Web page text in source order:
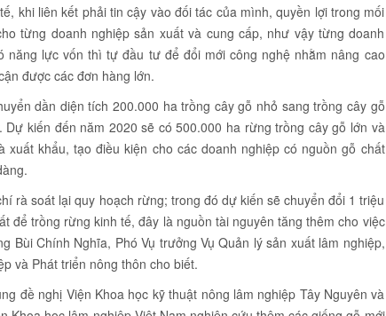
khi liên kết phải tin cậy vào đối tác của mình, quyền lợi trong mối
từng doanh nghiệp sản xuất và cung cấp, như vậy từng doanh
lực vốn thì tự đầu tư để đổi mới công nghệ nhằm nâng cao
được các đơn hàng lớn.
dần diện tích 200.000 ha trồng cây gỗ nhỏ sang trồng cây gỗ
kiến đến năm 2020 sẽ có 500.000 ha rừng trồng cây gỗ lớn và
khẩu, tạo điều kiện cho các doanh nghiệp có nguồn gỗ chất
rà soát lại quy hoạch rừng; trong đó dự kiến sẽ chuyển đổi 1 triệu
để trồng rừng kinh tế, đây là nguồn tài nguyên tăng thêm cho việc
Bùi Chính Nghĩa, Phó Vụ trưởng Vụ Quản lý sản xuất lâm nghiệp,
và Phát triển nông thôn cho biết.
đề nghị Viện Khoa học kỹ thuật nông lâm nghiệp Tây Nguyên và